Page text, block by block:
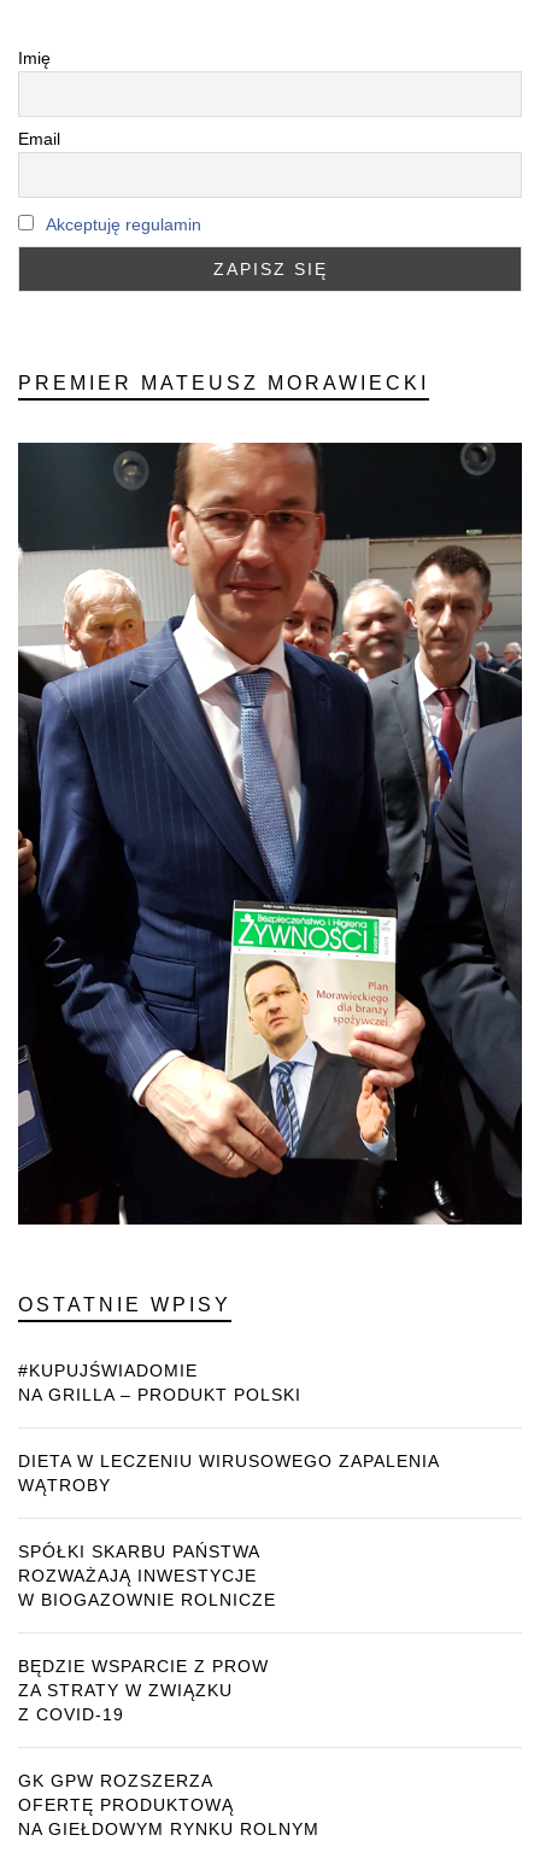
Imię
Email
Akceptuję regulamin
PREMIER MATEUSZ MORAWIECKI
OSTATNIE WPISY
#KUPUJŚWIADOMIE
NA GRILLA – PRODUKT POLSKI
DIETA W LECZENIU WIRUSOWEGO ZAPALENIA
WĄTROBY
SPÓŁKI SKARBU PAŃSTWA
ROZWAŻAJĄ INWESTYCJE
W BIOGAZOWNIE ROLNICZE
BĘDZIE WSPARCIE Z PROW
ZA STRATY W ZWIĄZKU
Z COVID-19
GK GPW ROZSZERZA
OFERTĘ PRODUKTOWĄ
NA GIEŁDOWYM RYNKU ROLNYM